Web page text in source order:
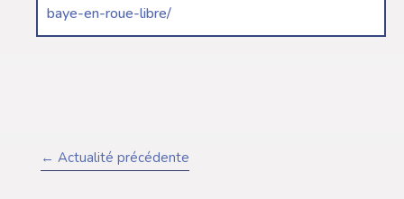
baye-en-roue-libre/
← Actualité précédente